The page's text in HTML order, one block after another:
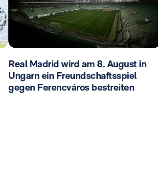
Real Madrid wird am 8. August in
Ungarn ein Freundschaftsspiel
gegen Ferencváros bestreiten